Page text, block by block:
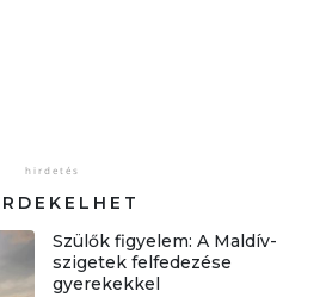
Szülők figyelem: A Maldív-
szigetek felfedezése
gyerekekkel